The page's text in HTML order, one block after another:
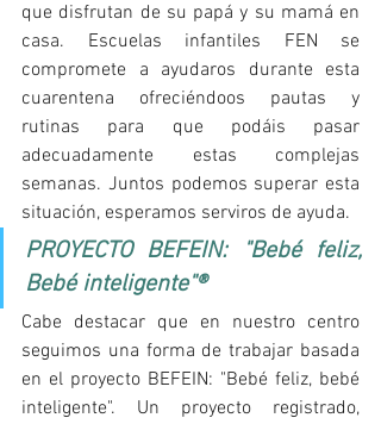
que disfrutan de su papá y su mamá en
casa. Escuelas infantiles FEN se
compromete a ayudaros durante esta
cuarentena ofreciéndoos pautas y
rutinas para que podáis pasar
adecuadamente estas complejas
semanas. Juntos podemos superar esta
situación, esperamos serviros de ayuda.
PROYECTO BEFEIN: "Bebé feliz,
Bebé inteligente"®
Cabe destacar que en nuestro centro
seguimos una forma de trabajar basada
en el proyecto BEFEIN: "Bebé feliz, bebé
inteligente". Un proyecto registrado,